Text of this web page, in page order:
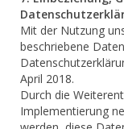
Mit der Nutzung
beschriebene
April 2018.
Durch die
Implementierung